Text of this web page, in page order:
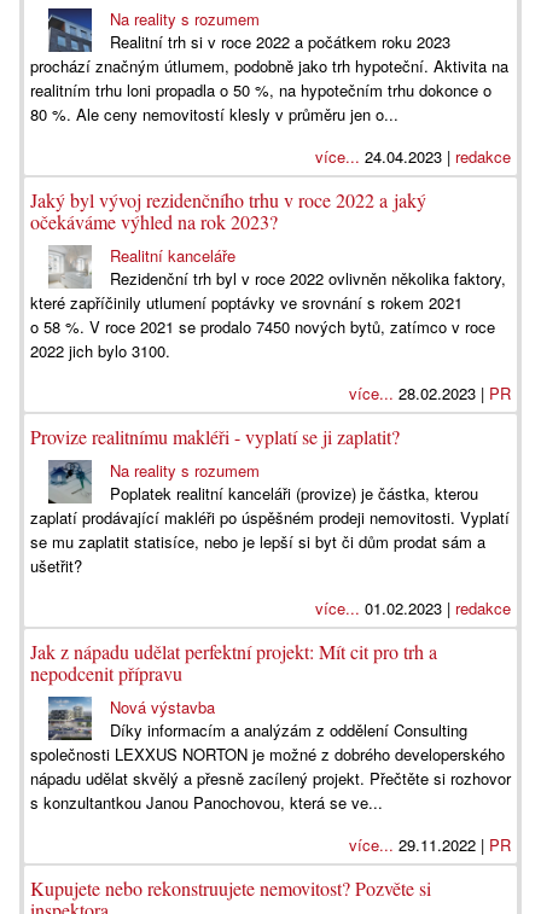
Na reality s rozumem
Realitní trh si v roce 2022 a počátkem roku 2023
prochází značným útlumem, podobně jako trh hypoteční. Aktivita na
realitním trhu loni propadla o 50 %, na hypotečním trhu dokonce o
80 %. Ale ceny nemovitostí klesly v průměru jen o...
více... 24.04.2023 | redakce
Jaký byl vývoj rezidenčního trhu v roce 2022 a jaký
očekáváme výhled na rok 2023?
Realitní kanceláře
Rezidenční trh byl v roce 2022 ovlivněn několika faktory,
které zapříčinily utlumení poptávky ve srovnání s rokem 2021
o 58 %. V roce 2021 se prodalo 7450 nových bytů, zatímco v roce
2022 jich bylo 3100.
více... 28.02.2023 | PR
Provize realitnímu makléři - vyplatí se ji zaplatit?
Na reality s rozumem
Poplatek realitní kanceláři (provize) je částka, kterou
zaplatí prodávající makléři po úspěšném prodeji nemovitosti. Vyplatí
se mu zaplatit statisíce, nebo je lepší si byt či dům prodat sám a
ušetřit?
více... 01.02.2023 | redakce
Jak z nápadu udělat perfektní projekt: Mít cit pro trh a
nepodcenit přípravu
Nová výstavba
Díky informacím a analýzám z oddělení Consulting
společnosti LEXXUS NORTON je možné z dobrého developerského
nápadu udělat skvělý a přesně zacílený projekt. Přečtěte si rozhovor
s konzultantkou Janou Panochovou, která se ve...
více... 29.11.2022 | PR
Kupujete nebo rekonstruujete nemovitost? Pozvěte si